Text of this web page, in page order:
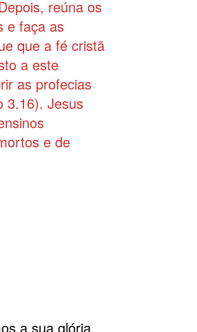
reúna os
e faça as
que a fé cristã
a este
as profecias
3.16). Jesus
e de
a sua glória,